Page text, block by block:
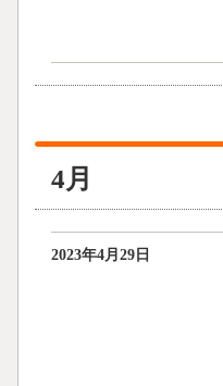
4月
2023年4月29日